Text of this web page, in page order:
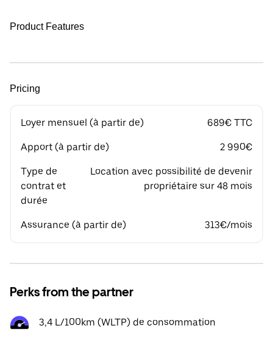
Product Features
Pricing
Loyer mensuel (à partir de) 689€ TTC
Apport (à partir de) 2 990€
Type de
contrat et
durée
Location avec possibilité de devenir
propriétaire sur 48 mois
Assurance (à partir de) 313€/mois
Perks from the partner
3,4 L/100km (WLTP) de consommation